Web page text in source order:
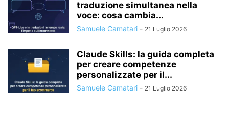
traduzione simultanea nella
voce: cosa cambia...
Samuele Camatari - 21 Luglio 2026
Claude Skills: la guida completa
per creare competenze
personalizzate per il...
Samuele Camatari - 21 Luglio 2026